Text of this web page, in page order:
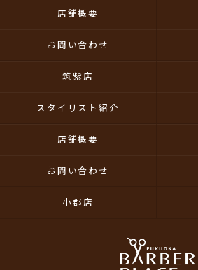
店舗概要
お問い合わせ
筑紫店
スタイリスト紹介
店舗概要
お問い合わせ
小郡店